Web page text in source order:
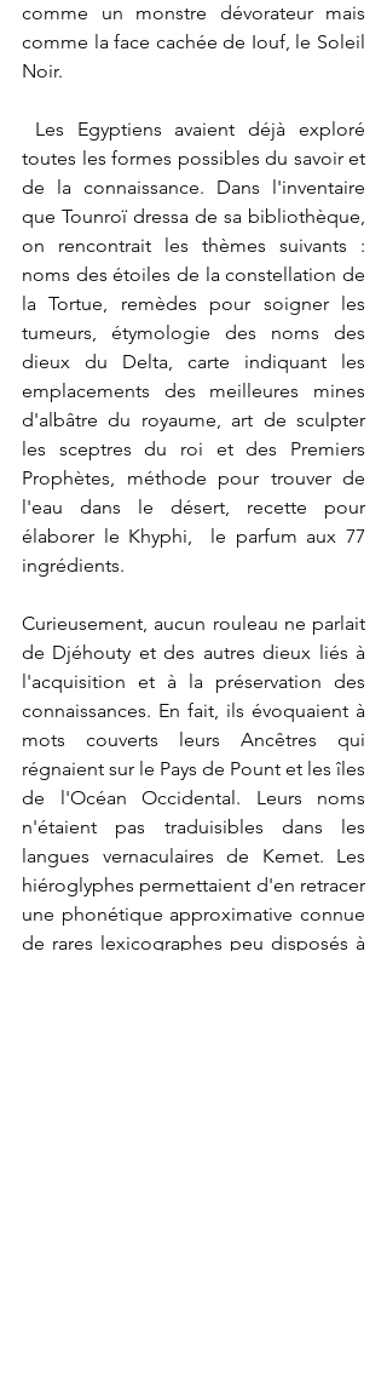
comme un monstre dévorateur mais
comme la face cachée de Iouf, le Soleil
Noir.
toutes les formes possibles du savoir et
de la connaissance. Dans l'inventaire
que Tounroï dressa de sa bibliothèque,
on rencontrait les thèmes suivants :
noms des étoiles de la constellation de
la Tortue, remèdes pour soigner les
tumeurs, étymologie des noms des
dieux du Delta, carte indiquant les
emplacements des meilleures mines
d'albâtre du royaume, art de sculpter
les sceptres du roi et des Premiers
Prophètes, méthode pour trouver de
l'eau dans le désert, recette pour
élaborer le Khyphi,  le parfum aux 77
ingrédients.
Curieusement, aucun rouleau ne parlait
de Djéhouty et des autres dieux liés à
l'acquisition et à la préservation des
connaissances. En fait, ils évoquaient à
mots couverts leurs Ancêtres qui
régnaient sur le Pays de Pount et les îles
de l'Océan Occidental. Leurs noms
n'étaient pas traduisibles dans les
langues vernaculaires de Kemet. Les
hiéroglyphes permettaient d'en retracer
une phonétique approximative connue
de rares lexicographes peu disposés à